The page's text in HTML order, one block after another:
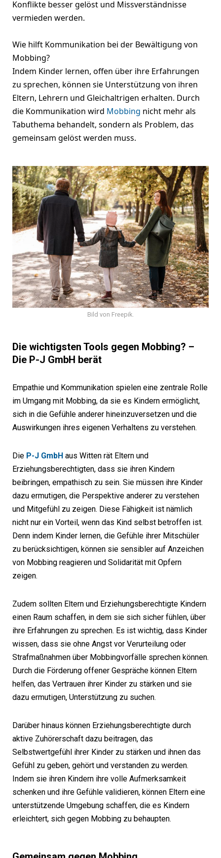
Konflikte besser gelöst und Missverständnisse
vermieden werden.
Wie hilft Kommunikation bei der Bewältigung von
Mobbing?
Indem Kinder lernen, offen über ihre Erfahrungen
zu sprechen, können sie Unterstützung von ihren
Eltern, Lehrern und Gleichaltrigen erhalten. Durch
die Kommunikation wird Mobbing nicht mehr als
Tabuthema behandelt, sondern als Problem, das
gemeinsam gelöst werden muss.
Bild von Freepik.
Die wichtigsten Tools gegen Mobbing? –
Die P-J GmbH berät
Empathie und Kommunikation spielen eine zentrale Rolle
im Umgang mit Mobbing, da sie es Kindern ermöglicht,
sich in die Gefühle anderer hineinzuversetzen und die
Auswirkungen ihres eigenen Verhaltens zu verstehen.
Die P-J GmbH aus Witten rät Eltern und
Erziehungsberechtigten, dass sie ihren Kindern
beibringen, empathisch zu sein. Sie müssen ihre Kinder
dazu ermutigen, die Perspektive anderer zu verstehen
und Mitgefühl zu zeigen. Diese Fähigkeit ist nämlich
nicht nur ein Vorteil, wenn das Kind selbst betroffen ist.
Denn indem Kinder lernen, die Gefühle ihrer Mitschüler
zu berücksichtigen, können sie sensibler auf Anzeichen
von Mobbing reagieren und Solidarität mit Opfern
zeigen.
Zudem sollten Eltern und Erziehungsberechtigte Kindern
einen Raum schaffen, in dem sie sich sicher fühlen, über
ihre Erfahrungen zu sprechen. Es ist wichtig, dass Kinder
wissen, dass sie ohne Angst vor Verurteilung oder
Strafmaßnahmen über Mobbingvorfälle sprechen können.
Durch die Förderung offener Gespräche können Eltern
helfen, das Vertrauen ihrer Kinder zu stärken und sie
dazu ermutigen, Unterstützung zu suchen.
Darüber hinaus können Erziehungsberechtigte durch
aktive Zuhörerschaft dazu beitragen, das
Selbstwertgefühl ihrer Kinder zu stärken und ihnen das
Gefühl zu geben, gehört und verstanden zu werden.
Indem sie ihren Kindern ihre volle Aufmerksamkeit
schenken und ihre Gefühle validieren, können Eltern eine
unterstützende Umgebung schaffen, die es Kindern
erleichtert, sich gegen Mobbing zu behaupten.